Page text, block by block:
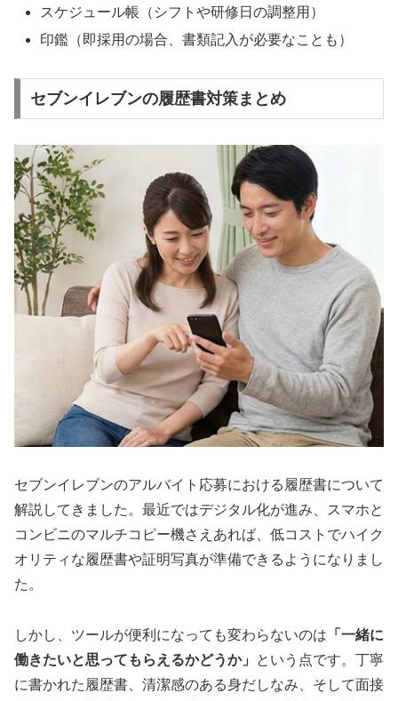
スケジュール帳（シフトや研修日の調整用）
印鑑（即採用の場合、書類記入が必要なことも）
セブンイレブンの履歴書対策まとめ
セブンイレブンのアルバイト応募における履歴書について
解説してきました。最近ではデジタル化が進み、スマホと
コンビニのマルチコピー機さえあれば、低コストでハイク
オリティな履歴書や証明写真が準備できるようになりまし
た。
しかし、ツールが便利になっても変わらないのは 「一緒に
働きたいと思ってもらえるかどうか」
という点です。丁寧
に書かれた履歴書、清潔感のある身だしなみ、そして面接